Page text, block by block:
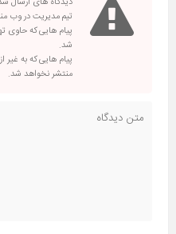
تیم مدیریت در وب
پیام هایی که حاوی
شد.
پیام هایی که به غیر
منتشر نخواهد شد.